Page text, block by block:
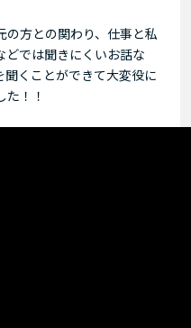
の方との関わり、仕事と私
どでは聞きにくいお話な
聞くことができて大変役に
！！